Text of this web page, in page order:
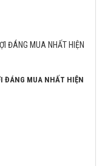
ĐÁNG MUA NHẤT HIỆN